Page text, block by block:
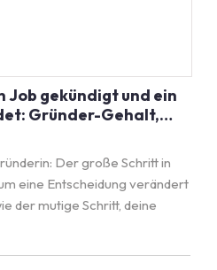
Job gekündigt und ein
Gründer-Gehalt,
– Die wahre
Der große Schritt in
eine Entscheidung verändert
der mutige Schritt, deine